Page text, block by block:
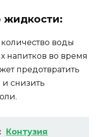
жидкости:
воды
напитков во время
предотвратить
снизить
Контузия